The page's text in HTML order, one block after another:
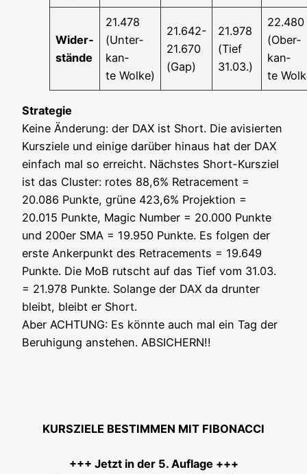
Wider­
stän­de
21.478
(Unter­
kan­
te Wolke)
21.642-
21.670
(Gap)
21.978
(Tief
31.03.)
22.480
(Ober­
kan­
te
Stra­te­gie
Kei­ne Ände­rung: der DAX ist Short. Die avi­sier­ten
Kurs­zie­le und eini­ge dar­über hin­aus hat der DAX
ein­fach mal so erreicht. Nächs­tes Short-Kurs­ziel
ist das Clus­ter: rotes 88,6% Retra­ce­ment =
20.086 Punk­te, grü­ne 423,6% Pro­jek­ti­on =
20.015 Punk­te, Magic Num­ber = 20.000 Punk­te
und 200er SMA = 19.950 Punk­te. Es fol­gen der
ers­te Anker­punkt des Retra­ce­ments = 19.649
Punk­te. Die MoB rutscht auf das Tief vom 31.03.
= 21.978 Punk­te. Solan­ge der DAX da drun­ter
bleibt, bleibt er Short.
Aber ACHTUNG: Es könn­te auch mal ein Tag der
Beru­hi­gung anste­hen. ABSICHERN!!
KURSZIELE BESTIMMEN MIT FIBONACCI
+++ Jetzt in der 5. Auf­la­ge +++